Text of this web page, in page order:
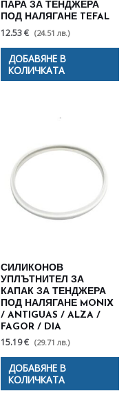
ПАРА ЗА ТЕНДЖЕРА
ПОД НАЛЯГАНЕ TEFAL
12.53 € (24.51 лв.)
ДОБАВЯНЕ В
КОЛИЧКАТА
СИЛИКОНОВ
УПЛЪТНИТЕЛ ЗА
КАПАК ЗА ТЕНДЖЕРА
ПОД НАЛЯГАНЕ MONIX
/ ANTIGUAS / ALZA /
FAGOR / DIA
15.19 € (29.71 лв.)
ДОБАВЯНЕ В
КОЛИЧКАТА